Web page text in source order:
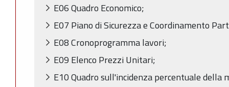
E06 Quadro Economico;
E07 Piano di Sicurezza e Coordinamento
E08 Cronoprogramma lavori;
E09 Elenco Prezzi Unitari;
E10 Quadro sull'incidenza percentuale della